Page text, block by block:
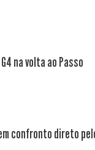
na volta ao Passo
confronto direto